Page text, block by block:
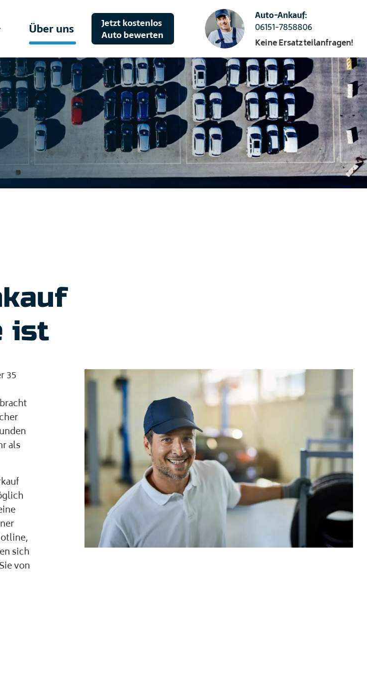
Über uns
Jetzt kostenlos
Auto bewerten
Auto-Ankauf:
06151-7858806
Keine Ersatzteilanfragen!
ist
35
als
sich
von